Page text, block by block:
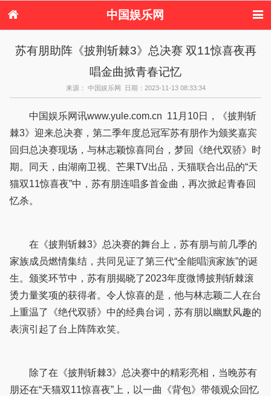
中国娱乐网
港台娱乐
日本娱乐 韩国娱乐
欧美娱乐
音乐新闻 影视新闻
港台明星八卦
日本韩国明星
欧美明星八卦
苏有朋助阵《披荆斩棘3》总决赛 双11惊喜夜再
唱金曲掀青春记忆
来源： 中国娱乐网 日期：2023-11-13 08:33:34
中国娱乐网讯www.yule.com.cn 11月10日，《披荆斩
棘3》迎来总决赛，第二季年度总冠军苏有朋作为颁奖嘉宾
回归总决赛现场，与林志颖惊喜同台，梦回《绝代双骄》时
期。同天，由湖南卫视、芒果TV出品，天猫联合出品的“天
猫双11惊喜夜”中，苏有朋连唱多首金曲，再次掀起青春回
忆杀。
在《披荆斩棘3》总决赛的舞台上，苏有朋与前几季的
家族成员燃情集结，共同见证了第三代“全能唱演家族”的诞
生。颁奖环节中，苏有朋揭晓了2023年度微博披荆斩棘滚
烫力量奖项的获得者。令人惊喜的是，他与林志颖二人在台
上重温了《绝代双骄》中的经典台词，苏有朋以幽默风趣的
表演引起了台上阵阵欢笑。
除了在《披荆斩棘3》总决赛中的精彩亮相，当晚苏有
朋还在“天猫双11惊喜夜”上，以一曲《背包》带领观众回忆